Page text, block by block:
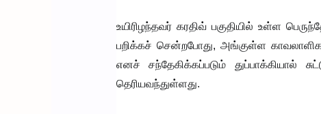
உயிரிழந்தவர் கரதிவ் பகுதியில் உள்ள
பறிக்கச் சென்றபோது, அங்குள்ள
எனச் சந்தேகிக்கப்படும்
தெரியவந்துள்ளது.